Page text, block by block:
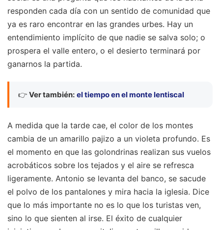
responden cada día con un sentido de comunidad que
ya es raro encontrar en las grandes urbes. Hay un
entendimiento implícito de que nadie se salva solo; o
prospera el valle entero, o el desierto terminará por
ganarnos la partida.
👉 Ver también: el tiempo en el monte lentiscal
A medida que la tarde cae, el color de los montes
cambia de un amarillo pajizo a un violeta profundo. Es
el momento en que las golondrinas realizan sus vuelos
acrobáticos sobre los tejados y el aire se refresca
ligeramente. Antonio se levanta del banco, se sacude
el polvo de los pantalones y mira hacia la iglesia. Dice
que lo más importante no es lo que los turistas ven,
sino lo que sienten al irse. El éxito de cualquier